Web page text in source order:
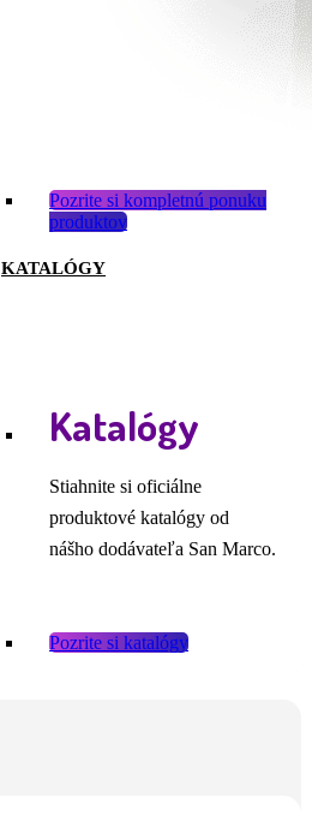
Pozrite si kompletnú ponuku
produktov
KATALÓGY
Katalógy
Stiahnite si oficiálne
produktové katalógy od
nášho dodávateľa San Marco.
Pozrite si katalógy